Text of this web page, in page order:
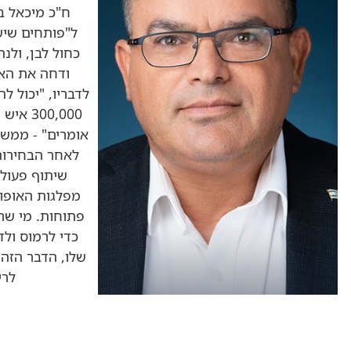
ח"כ מיכאל
ל"פותחים
כחול לבן,
ודחה את
אומרים" -
לאחר
שיתוף
מפלגות
כדי לרמוס
שלו, הדבר הזה